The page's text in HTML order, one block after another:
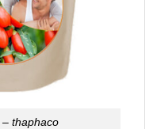
thaphaco